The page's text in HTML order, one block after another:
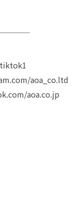
￣￣￣
aoa_co.ltd
aoa.co.jp